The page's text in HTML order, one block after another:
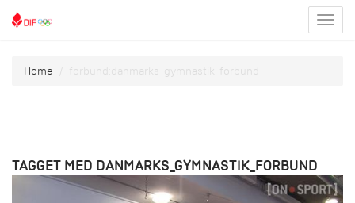
menu
Home forbund:danmarks_gymnastik_forbund
TAGGET MED DANMARKS_GYMNASTIK_FORBUND